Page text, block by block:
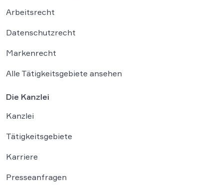
Arbeitsrecht
Datenschutzrecht
Markenrecht
Alle Tätigkeitsgebiete ansehen
Die Kanzlei
Kanzlei
Tätigkeitsgebiete
Karriere
Presseanfragen